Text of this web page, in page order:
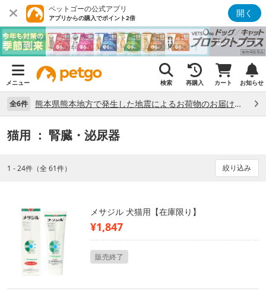
ペットゴーの公式アプリ
アプリからの購入でポイント2倍 開く
メニュー 検索 再購入 カート お知らせ
全6件 熊本県熊本地方で発生した地震によるお荷物のお届け状況について （7/28）
猫用 ： 腎臓・泌尿器
1 - 24件（全 61件） 絞り込み
メサジル 犬猫用【在庫限り】
¥1,847
販売終了